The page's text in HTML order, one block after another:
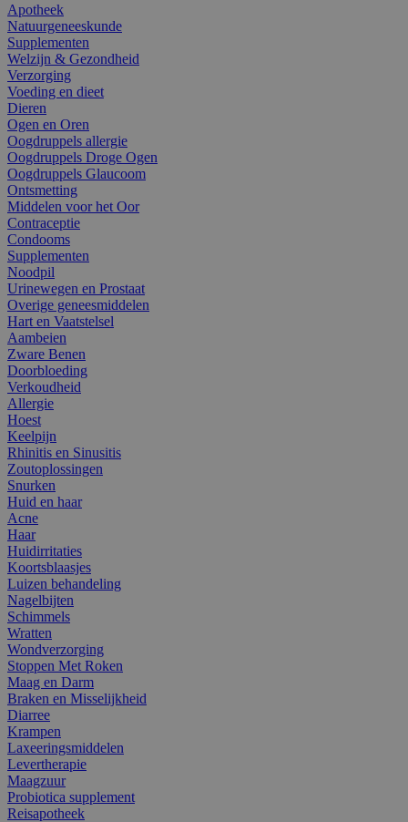
Apotheek
Natuurgeneeskunde
Supplementen
Welzijn & Gezondheid
Verzorging
Voeding en dieet
Dieren
Ogen en Oren
Oogdruppels allergie
Oogdruppels Droge Ogen
Oogdruppels Glaucoom
Ontsmetting
Middelen voor het Oor
Contraceptie
Condooms
Supplementen
Noodpil
Urinewegen en Prostaat
Overige geneesmiddelen
Hart en Vaatstelsel
Aambeien
Zware Benen
Doorbloeding
Verkoudheid
Allergie
Hoest
Keelpijn
Rhinitis en Sinusitis
Zoutoplossingen
Snurken
Huid en haar
Acne
Haar
Huidirritaties
Koortsblaasjes
Luizen behandeling
Nagelbijten
Schimmels
Wratten
Wondverzorging
Stoppen Met Roken
Maag en Darm
Braken en Misselijkheid
Diarree
Krampen
Laxeeringsmiddelen
Levertherapie
Maagzuur
Probiotica supplement
Reisapotheek